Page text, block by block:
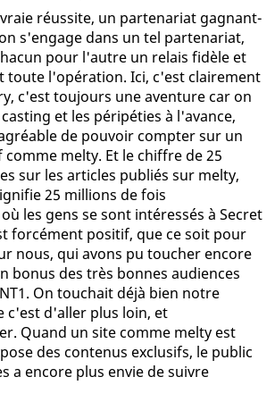
réussite, un partenariat gagnant-
s'engage dans un tel partenariat,
pour l'autre un relais fidèle et
toute l'opération. Ici, c'est clairement
c'est toujours une aventure car on
et les péripéties à l'avance,
de pouvoir compter sur un
melty. Et le chiffre de 25
sur les articles publiés sur melty,
25 millions de fois
les gens se sont intéressés à Secret
forcément positif, que ce soit pour
nous, qui avons pu toucher encore
bonus des très bonnes audiences
On touchait déjà bien notre
c'est d'aller plus loin, et
Quand un site comme melty est
des contenus exclusifs, le public
a encore plus envie de suivre